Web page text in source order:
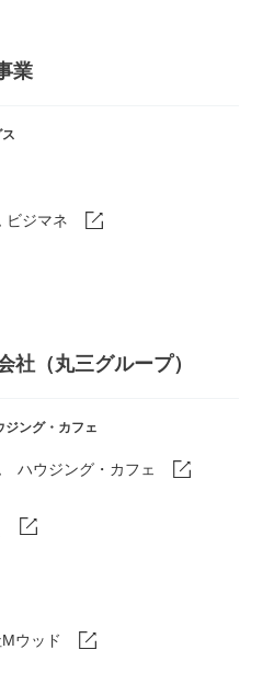
業
ビジマネ
社（丸三グループ）
ジング・カフェ
ハウジング・カフェ
ウッド